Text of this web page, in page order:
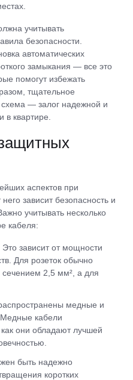
учитывать
безопасности.
автоматических
замыкания — все это
помогут избежать
тщательное
— залог надежной и
в квартире.
аспектов при
зависит безопасность и
учитывать несколько
кабеля:
Это зависит от мощности
Для розеток обычно
сечением 2,5 мм², а для
медные и
кабели
они обладают лучшей
быть надежно
коротких